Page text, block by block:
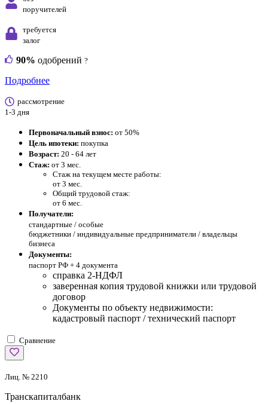
поручителей
требуется
залог
90% одобрений ?
Подробнее
рассмотрение
1-3 дня
Первоначальный взнос: от 50%
Цель ипотеки: покупка
Возраст: 20 - 64 лет
Стаж: от 3 мес.
Стаж на текущем месте работы:
от 3 мес.
Общий трудовой стаж:
от 6 мес.
Получатели:
стандартные / особые
бюджетники / индивидуальные предприниматели / владельцы
бизнеса
Документы:
паспорт РФ + 4 документа
справка 2-НДФЛ
заверенная копия трудовой книжки или трудовой
договор
Документы по объекту недвижимости:
кадастровый паспорт / технический паспорт
Сравнение
Лиц. № 2210
Транскапиталбанк